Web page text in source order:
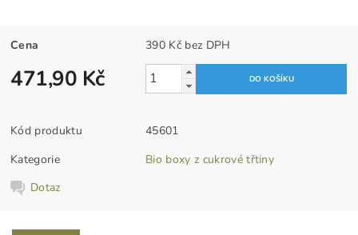
Cena 390 Kč bez DPH
471,90 Kč
Kód produktu
45601
Kategorie
Bio boxy z cukrové třtiny
Dotaz